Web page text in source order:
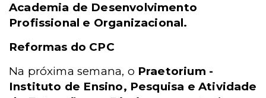
Academia de Desenvolvimento
Profissional e Organizacional.
Reformas do CPC
Na próxima semana, o Praetorium -
Instituto de Ensino, Pesquisa e Atividade